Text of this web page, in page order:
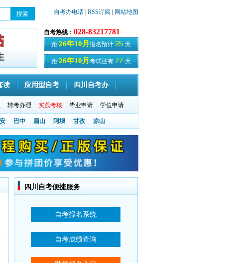
自考办电话 RSS订阅 网站地图
自考热线： 028-83217781
距 26年10月 报名预计 25 天
距 26年10月 考试还有 77 天
读 应用型自考 四川自考办
转考办理 实践考核 毕业申请 学位申请
巴中 眉山 阿坝 甘孜 凉山
四川自考便捷服务